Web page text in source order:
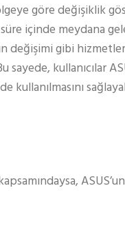
göre değişiklik
içinde meydana
gibi hizmetler
kullanıcılar
kullanılmasını